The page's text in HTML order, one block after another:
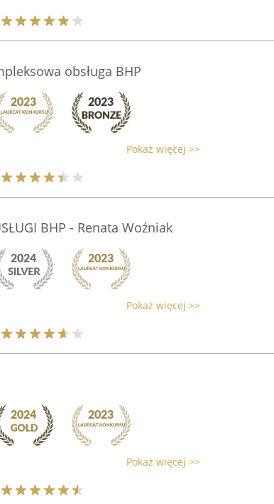
obsługa BHP
Pokaż więcej >>
BHP - Renata Woźniak
Pokaż więcej >>
Pokaż więcej >>